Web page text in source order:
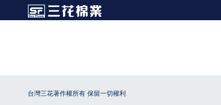
台灣三花著作權所有 保留一切權利